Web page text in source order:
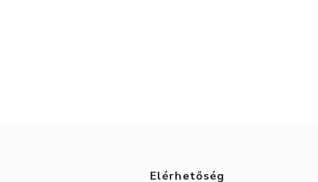
Elérhetőség